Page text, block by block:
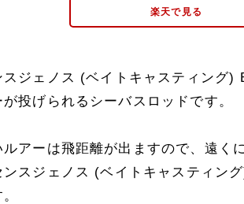
楽天で見る
スジェノス (ベイトキャスティング)
投げられるシーバスロッドです。
アーは飛距離が出ますので、遠く
ンスジェノス (ベイトキャスティン